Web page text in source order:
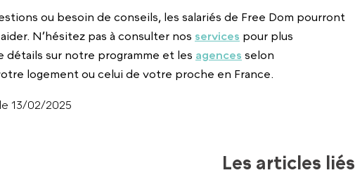
ou besoin de conseils, les salariés de Free Dom pourront
N’hésitez pas à consulter nos services pour plus
détails sur notre programme et les agences selon
logement ou celui de votre proche en France.
13/02/2025
Les articles liés